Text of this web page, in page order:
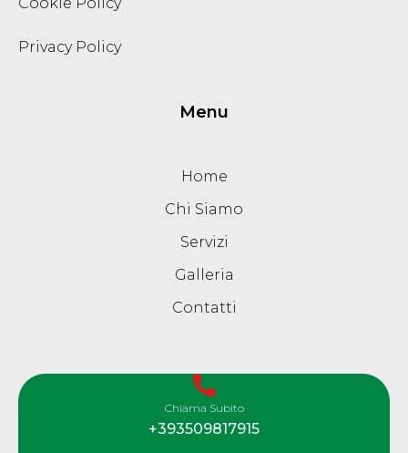
Privacy Policy
Menu
Home
Chi Siamo
Servizi
Galleria
Contatti
Chiama Subito
+393509817915